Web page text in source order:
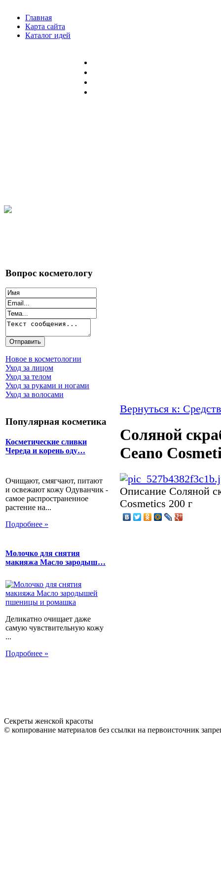
Главная
Карта сайта
Каталог идей
Вопрос косметологу
Новое в косметологии
Уход за лицом
Уход за телом
Уход за руками и ногами
Уход за волосами
Популярная косметика
Косметические сливки
Череда и корень оду…
Очищают, смягчают, питают
и освежают кожу Одуванчик -
самое распространенное
растение на...
Подробнее »
Молочко для снятия
макияжа Масло зародыш…
Деликатно очищает даже
самую чувствительную кожу
...
Подробнее »
Вернуться к:
Соляной
Ceano
Описание Соляной
Cosmetics 200 г
Секреты женской красоты
© копирование материалов без ссылки на первоисточник